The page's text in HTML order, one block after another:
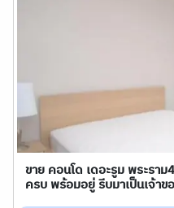
ขาย คอนโด เดอะรูม พระรา
ครบ พร้อมอยู่ รีบมาเป็นเจ้าข